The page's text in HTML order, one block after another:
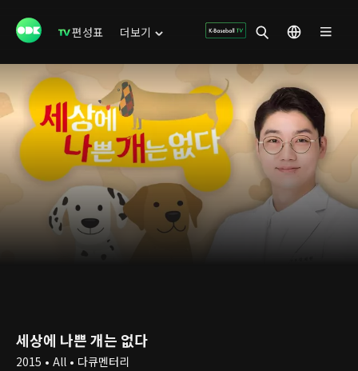
편성표 더보기
세상에 나쁜 개는 없다
2015 • All • 다큐멘터리